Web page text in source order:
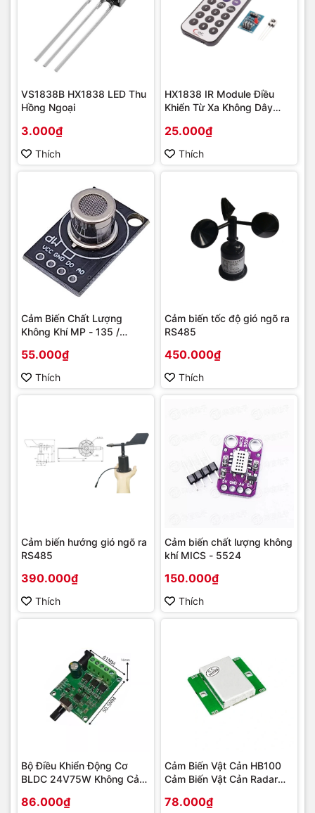
VS1838B HX1838 LED Thu
Hồng Ngoại
3.000₫
Thích
HX1838 IR Module Điều
Khiển Từ Xa Không Dây
25.000₫
Thích
Cảm Biến Chất Lượng
Không Khí MP - 135 /
55.000₫
Thích
Cảm biến tốc độ gió ngõ ra
RS485
450.000₫
Thích
Cảm biến hướng gió ngõ ra
RS485
390.000₫
Thích
Cảm biến chất lượng không
khí MICS - 5524
150.000₫
Thích
Bộ Điều Khiển Động Cơ
BLDC 24V75W Không Cảm
86.000₫
Cảm Biến Vật Cản HB100
Cảm Biến Vật Cản Radar
78.000₫